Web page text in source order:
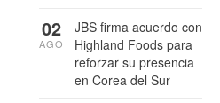
JBS firma acuerdo con
Highland Foods para
reforzar su presencia
en Corea del Sur
02
AGO